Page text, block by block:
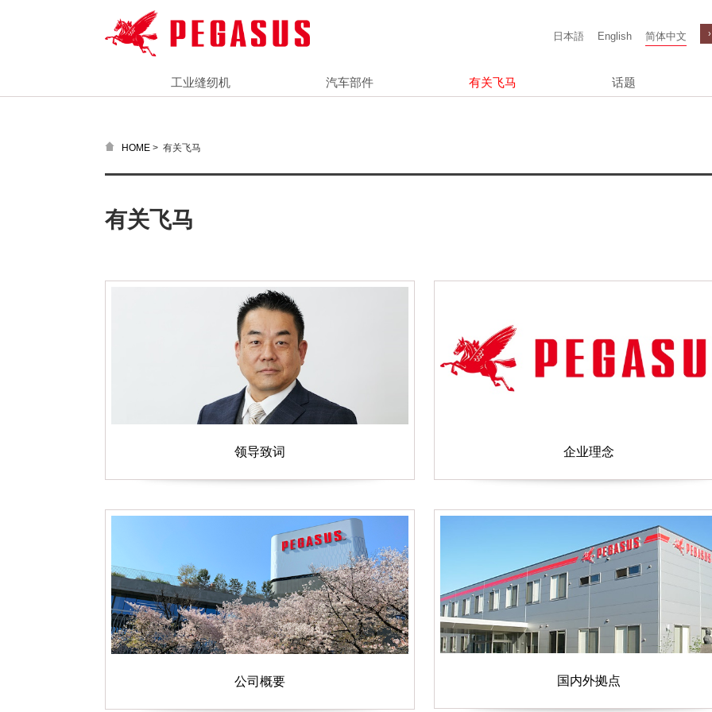
日本語 English 简体中文
工业缝纫机 汽车部件 有关飞马 话题
HOME > 有关飞马
有关飞马
领导致词 企业理念
公司概要 国内外拠点